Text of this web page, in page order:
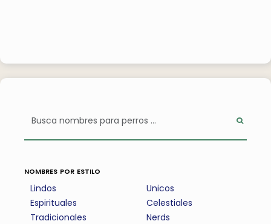
nombres por estilo
Lindos
Espirituales
Tradicionales
Unicos
Celestiales
Nerds